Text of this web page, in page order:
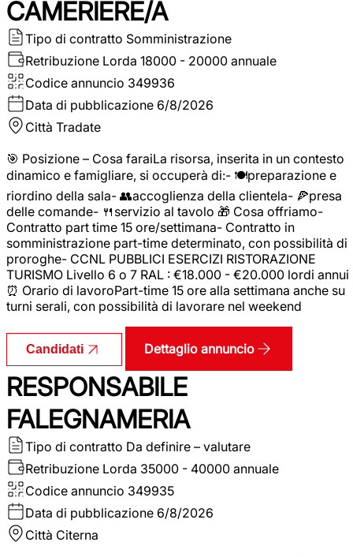
CAMERIERE/A
Tipo di contratto Somministrazione
Retribuzione Lorda 18000 - 20000 annuale
Codice annuncio 349936
Data di pubblicazione 6/8/2026
Città Tradate
🎯 Posizione – Cosa faraiLa risorsa, inserita in un contesto
dinamico e famigliare, si occuperà di:- 🍽️preparazione e
riordino della sala- 👥accoglienza della clientela- 🍕presa
delle comande- 🍴servizio al tavolo 🎁 Cosa offriamo-
Contratto part time 15 ore/settimana- Contratto in
somministrazione part-time determinato, con possibilità di
proroghe- CCNL PUBBLICI ESERCIZI RISTORAZIONE
TURISMO Livello 6 o 7 RAL : €18.000 - €20.000 lordi annui
⏰ Orario di lavoroPart-time 15 ore alla settimana anche su
turni serali, con possibilità di lavorare nel weekend
Candidati Dettaglio annuncio
RESPONSABILE
FALEGNAMERIA
Tipo di contratto Da definire – valutare
Retribuzione Lorda 35000 - 40000 annuale
Codice annuncio 349935
Data di pubblicazione 6/8/2026
Città Citerna